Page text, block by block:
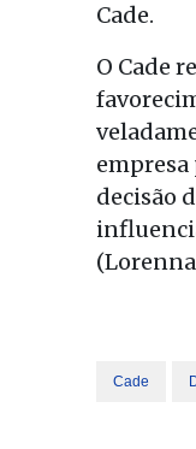
Cade.
O Cade
empresa
decisão
Cade